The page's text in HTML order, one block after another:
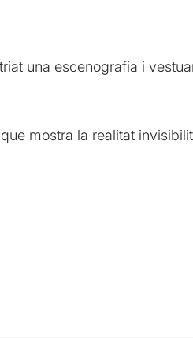
una escenografia i
mostra la realitat